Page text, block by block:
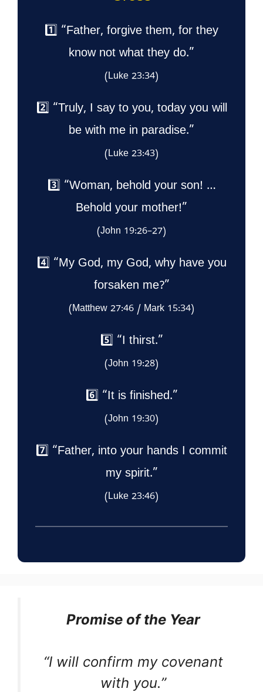
1️⃣ “Father, forgive them, for they
know not what they do.”
(Luke 23:34)
2️⃣ “Truly, I say to you, today you will
be with me in paradise.”
(Luke 23:43)
3️⃣ “Woman, behold your son! …
Behold your mother!”
(John 19:26–27)
4️⃣ “My God, my God, why have you
forsaken me?”
(Matthew 27:46 / Mark 15:34)
5️⃣ “I thirst.”
(John 19:28)
6️⃣ “It is finished.”
(John 19:30)
7️⃣ “Father, into your hands I commit
my spirit.”
(Luke 23:46)
Promise of the Year
“I will confirm my covenant
with you.”